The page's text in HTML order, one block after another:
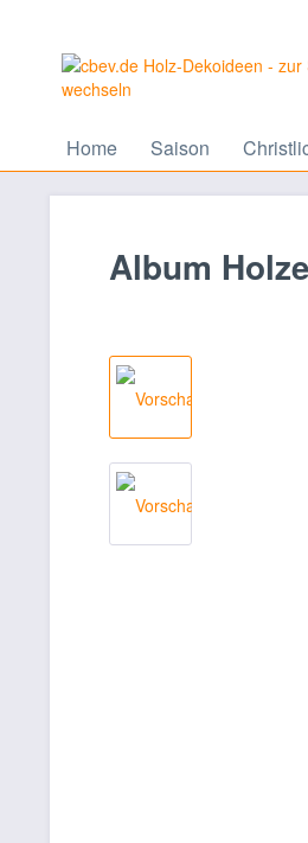
Home Saison
Album